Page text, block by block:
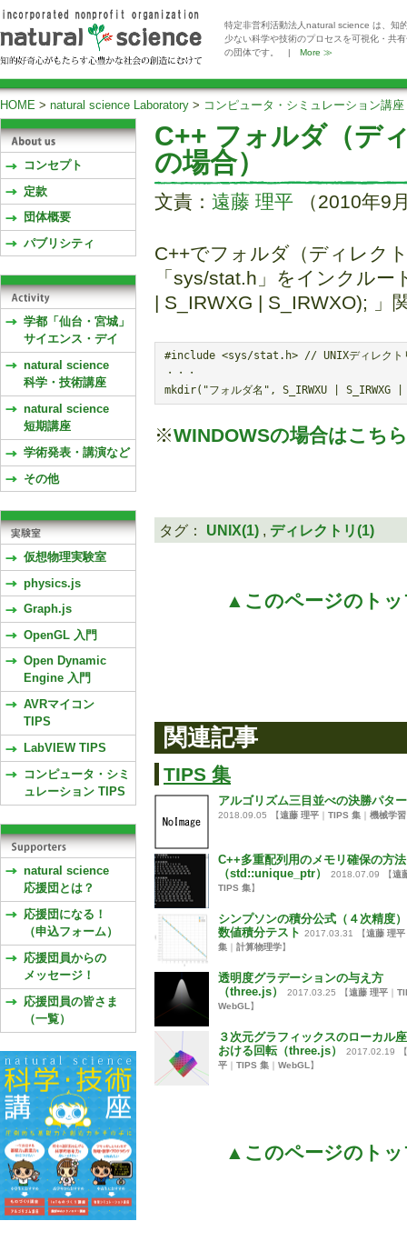
特定非営利活動法人natural science は、知
少ない科学や技術のプロセスを可視化・共
の団体です。 | More ≫
HOME > natural science Laboratory > コンピュータ・シミュレーション講座
C++ フォルダ（デ
の場合）
文責： 遠藤 理平 （2010年9
C++でフォルダ（ディレク
「sys/stat.h」をインクル
| S_IRWXG | S_IRWXO); 」
#include <sys/stat.h> // UNIXディレクト
・・・
※WINDOWSの場合はこちら
タグ： UNIX(1) , ディレクトリ(1)
▲このページのトッ
関連記事
TIPS 集
アルゴリズム三目並べの決勝パタ
2018.09.05 【遠藤 理平 TIPS 集 機械学習
C++多重配列用のメモリ確保の方法
（std::unique_ptr）
2018.07.09 【遠
TIPS 集】
シンプソンの積分公式（４次精度
数値積分テスト 2017.03.31 【遠藤 理平
集
計算物理学】
透明度グラデーションの与え方
（three.js）
2017.03.25 【遠藤 理平
WebGL 】
３次元グラフィックスのローカル
おける回転（three.js）
2017.02.19
【
平
TIPS 集 WebGL 】
▲このページのトッ
コンセプト
定款
団体概要
パブリシティ
学都「仙台・宮城」
サイエンス・デイ
natural science
科学・技術講座
natural science
短期講座
学術発表・講演など
その他
仮想物理実験室
physics.js
Graph.js
OpenGL 入門
Open Dynamic
Engine 入門
AVRマイコン
TIPS
LabVIEW TIPS
コンピュータ・シミ
ュレーション TIPS
natural science
応援団とは？
応援団になる！
（申込フォーム）
応援団員からの
メッセージ！
応援団員の皆さま
（一覧）